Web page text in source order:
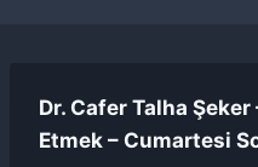
Dr. Cafer Talha
Etmek – Cumartesi